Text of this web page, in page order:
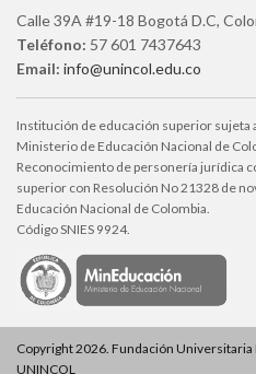
Calle 39A #19-18 Bogotá D.C,
Teléfono: 57 601 7437643
Email: info@unincol.edu.co
Institución de educación superior sujeta
Ministerio de Educación Nacional de
Reconocimiento de personería jurídica
superior con Resolución No 21328 de
Educación Nacional de Colombia.
Código SNIES 9924.
Copyright 2026. Fundación
UNINCOL